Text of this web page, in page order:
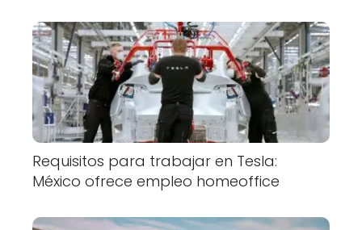
Requisitos para trabajar en Tesla:
México ofrece empleo homeoffice